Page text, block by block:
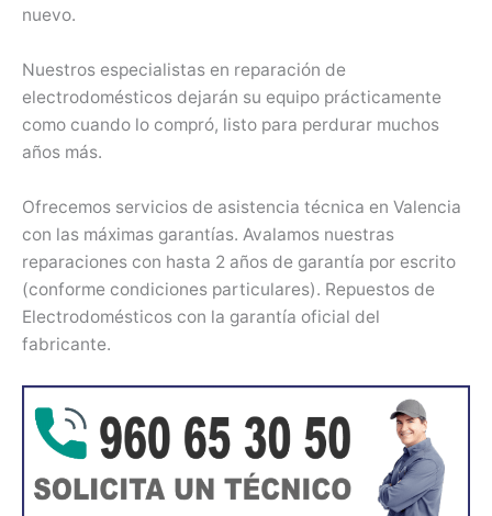
nuevo.
Nuestros especialistas en reparación de
electrodomésticos dejarán su equipo prácticamente
como cuando lo compró, listo para perdurar muchos
años más.
Ofrecemos servicios de asistencia técnica en Valencia
con las máximas garantías. Avalamos nuestras
reparaciones con hasta 2 años de garantía por escrito
(conforme condiciones particulares). Repuestos de
Electrodomésticos con la garantía oficial del
fabricante.